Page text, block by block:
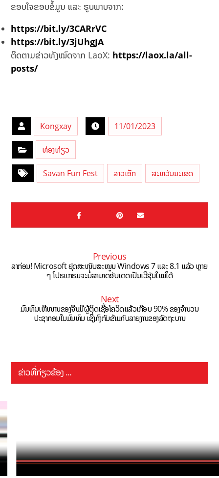
ຂອບໃຈຂອບຂໍ້ມູນ ແລະ ຮູບພາບຈາກ:
https://bit.ly/3CARrVC
https://bit.ly/3jUhgJA
ຕິດຕາມຂ່າວທັງໝົດຈາກ LaoX: https://laox.la/all-
posts/
Kongxay 11/01/2023
ທ່ອງທ່ຽວ
Savan Fun Fest ລາວເອັກ ສະຫວັນນະເຂດ
Previous
ລາກ່ອນ! Microsoft ຢຸດສະໜັບສະໜູນ Windows 7 ແລະ 8.1 ແລ້ວ ຫຼາຍ
ໆ ໂປຣແກຣມຈະບໍ່ສາມາດອັບເດດເປັນເວີຊັນໃໝ່ໄດ້
Next
ມົນທົນເຫີໜານຂອງຈີນມີຜູ້ຕິດເຊື້ອໂຄວິດແລ້ວເກືອບ 90% ຂອງຈຳນວນ
ປະຊາກອນໃນມົນທົນ ເຊິ່ງກົງກັນຂ້າມກັບລາຍງານຂອງລັດຖະບານ
ຂ່າວທີ່ກ່ຽວຂ້ອງ ...